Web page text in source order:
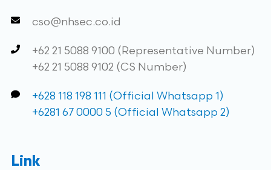
cso@nhsec.co.id
+62 21 5088 9100 (Representative Number)
+62 21 5088 9102 (CS Number)
+628 118 198 111 (Official Whatsapp 1)
+6281 67 0000 5 (Official Whatsapp 2)
Link